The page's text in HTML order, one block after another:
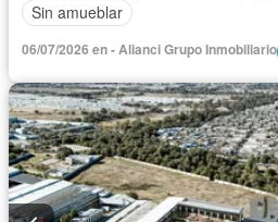
Sin amueblar
06/07/2026 en - Alianci Grupo Inmobiliario